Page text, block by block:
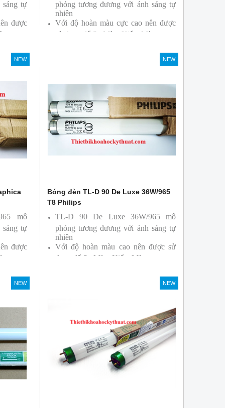
sáng tự
được
phỏng tương đương với ánh sáng tự
nhiên
Với độ hoàn màu cực cao nên được
sử dụng để So Màu, Kiểm Màu
NEW
mô
sáng tự
được
NEW
Bóng đèn TL-D 90 De Luxe 36W/965
T8 Philips
TL-D 90 De Luxe 36W/965 mô
phỏng tương đương với ánh sáng tự
nhiên
Với độ hoàn màu cao nên được sử
dụng để So Màu, Kiểm Màu
NEW NEW